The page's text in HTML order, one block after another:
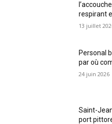
respirant
13 juillet
Personal
par où
24 juin 2026
Saint-
port